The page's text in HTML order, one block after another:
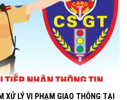
XỬ LÝ VI PHẠM GIAO THÔNG TẠI